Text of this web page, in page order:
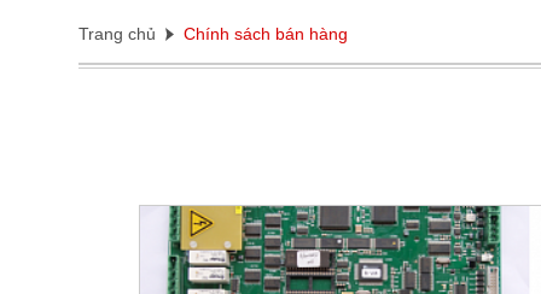
Trang chủ Chính sách bán hàng